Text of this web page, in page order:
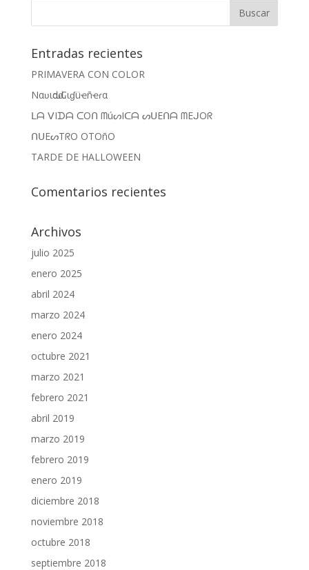
Entradas recientes
PRIMAVERA CON COLOR
Nαʋιԃαԃ Cιɠüҽñҽɾα
ᒪᗩ ᐯIᗪᗩ ᑕOᑎ ᗰúᔕIᑕᗩ ᔕᑌEᑎᗩ ᗰEᒍOᖇ
ᑎᑌEᔕTᖇO OTOñO
TARDE DE HALLOWEEN
Comentarios recientes
Archivos
julio 2025
enero 2025
abril 2024
marzo 2024
enero 2024
octubre 2021
marzo 2021
febrero 2021
abril 2019
marzo 2019
febrero 2019
enero 2019
diciembre 2018
noviembre 2018
octubre 2018
septiembre 2018